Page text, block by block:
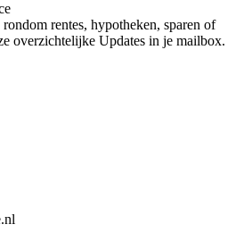
rentes, hypotheken, sparen of
overzichtelijke Updates in je mailbox.